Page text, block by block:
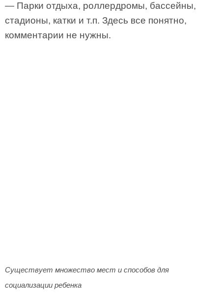
— Парки отдыха, роллердромы, бассейны,
стадионы, катки и т.п. Здесь все понятно,
комментарии не нужны.
Существует множество мест и способов для
социализации ребенка